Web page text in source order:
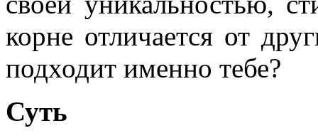
корне отличается от
подходит именно тебе?
Суть